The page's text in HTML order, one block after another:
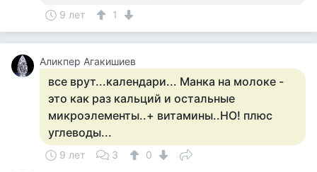
9 лет 1
Аликпер Агакишиев
все врут...календари... Манка на молоке -
это как раз кальций и остальные
микроэлементы..+ витамины..НО! плюс
углеводы...
9 лет 3 0